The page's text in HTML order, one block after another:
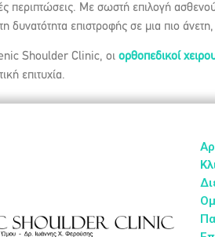
περιπτώσεις. Με σωστή επιλογή
δυνατότητα επιστροφής σε μια πιο
Shoulder Clinic, οι ορθοπεδικοί
επιτυχία.